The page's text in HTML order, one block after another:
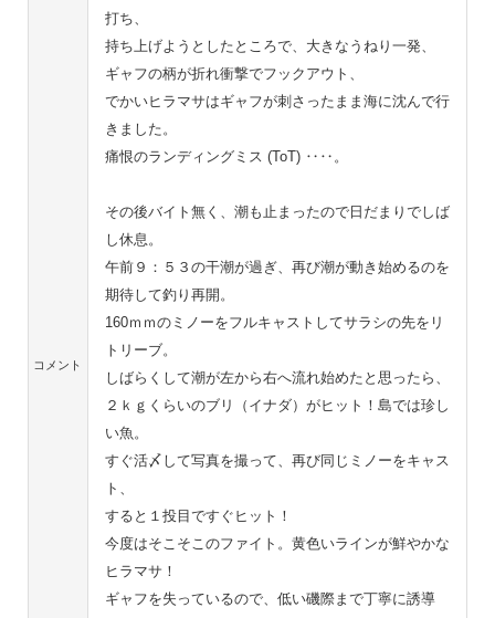
コメント
打ち、
持ち上げようとしたところで、大きなうねり一発、
ギャフの柄が折れ衝撃でフックアウト、
でかいヒラマサはギャフが刺さったまま海に沈んで行
きました。
痛恨のランディングミス (ToT) ‥‥。
その後バイト無く、潮も止まったので日だまりでしば
し休息。
午前９：５３の干潮が過ぎ、再び潮が動き始めるのを
期待して釣り再開。
160ｍｍのミノーをフルキャストしてサラシの先をリ
トリーブ。
しばらくして潮が左から右へ流れ始めたと思ったら、
２ｋｇくらいのブリ（イナダ）がヒット！島では珍し
い魚。
すぐ活〆して写真を撮って、再び同じミノーをキャス
ト、
すると１投目ですぐヒット！
今度はそこそこのファイト。黄色いラインが鮮やかな
ヒラマサ！
ギャフを失っているので、低い磯際まで丁寧に誘導